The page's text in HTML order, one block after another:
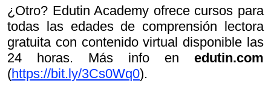
¿Otro? Edutin Academy ofrece cursos para
todas las edades de comprensión lectora
gratuita con contenido virtual disponible las
24 horas. Más info en edutin.com
(https://bit.ly/3Cs0Wq0).